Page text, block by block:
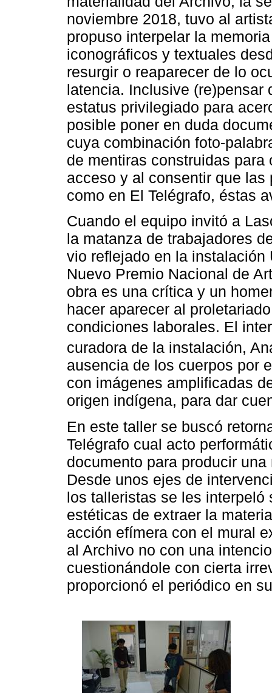
noviembre 2018, tuvo al
propuso interpelar la
iconográficos y textuales
resurgir o reaparecer de lo
latencia. Inclusive (re)pensar
estatus privilegiado para
posible poner en duda
cuya combinación foto-
de mentiras construidas
acceso y al consentir que
como en El Telégrafo, éstas
Cuando el equipo invitó a
la matanza de trabajadores
vio reflejado en la instalación
Nuevo Premio Nacional de
obra es una crítica y un
hacer aparecer al
condiciones laborales. El
curadora de la instalación,
ausencia de los cuerpos por
con imágenes amplificadas
origen indígena, para dar
En este taller se buscó
Telégrafo cual acto
documento para producir
Desde unos ejes de
los talleristas se les
estéticas de extraer la
acción efímera con el mural
al Archivo no con una
cuestionándole con cierta
proporcionó el periódico en